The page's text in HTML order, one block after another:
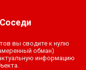
вы сводите к нулю
обман)
информацию